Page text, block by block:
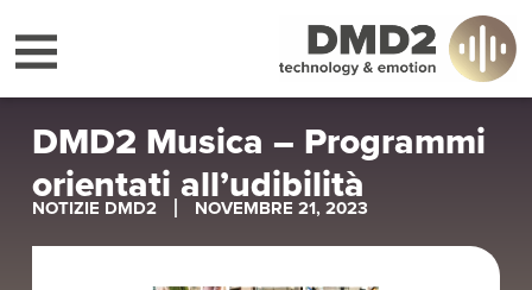
DMD2 Musica – Programmi
orientati all’udibilità
NOTIZIE DMD2 NOVEMBRE 21, 2023